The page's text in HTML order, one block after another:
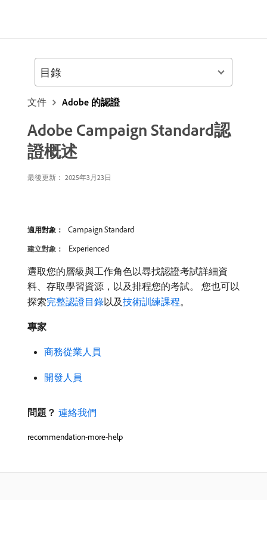
文件 Adobe 的認證
Adobe Campaign Standard認
證概述
最後更新： 2025年3月23日
適用對象： Campaign Standard
建立對象： Experienced
選取您的層級與工作角色以尋找認證考試詳細資
料、存取學習資源，以及排程您的考試。 您也可以
探索完整認證目錄以及技術訓練課程。
專家
商務從業人員
開發人員
問題？ 連絡我們
recommendation-more-help
目錄